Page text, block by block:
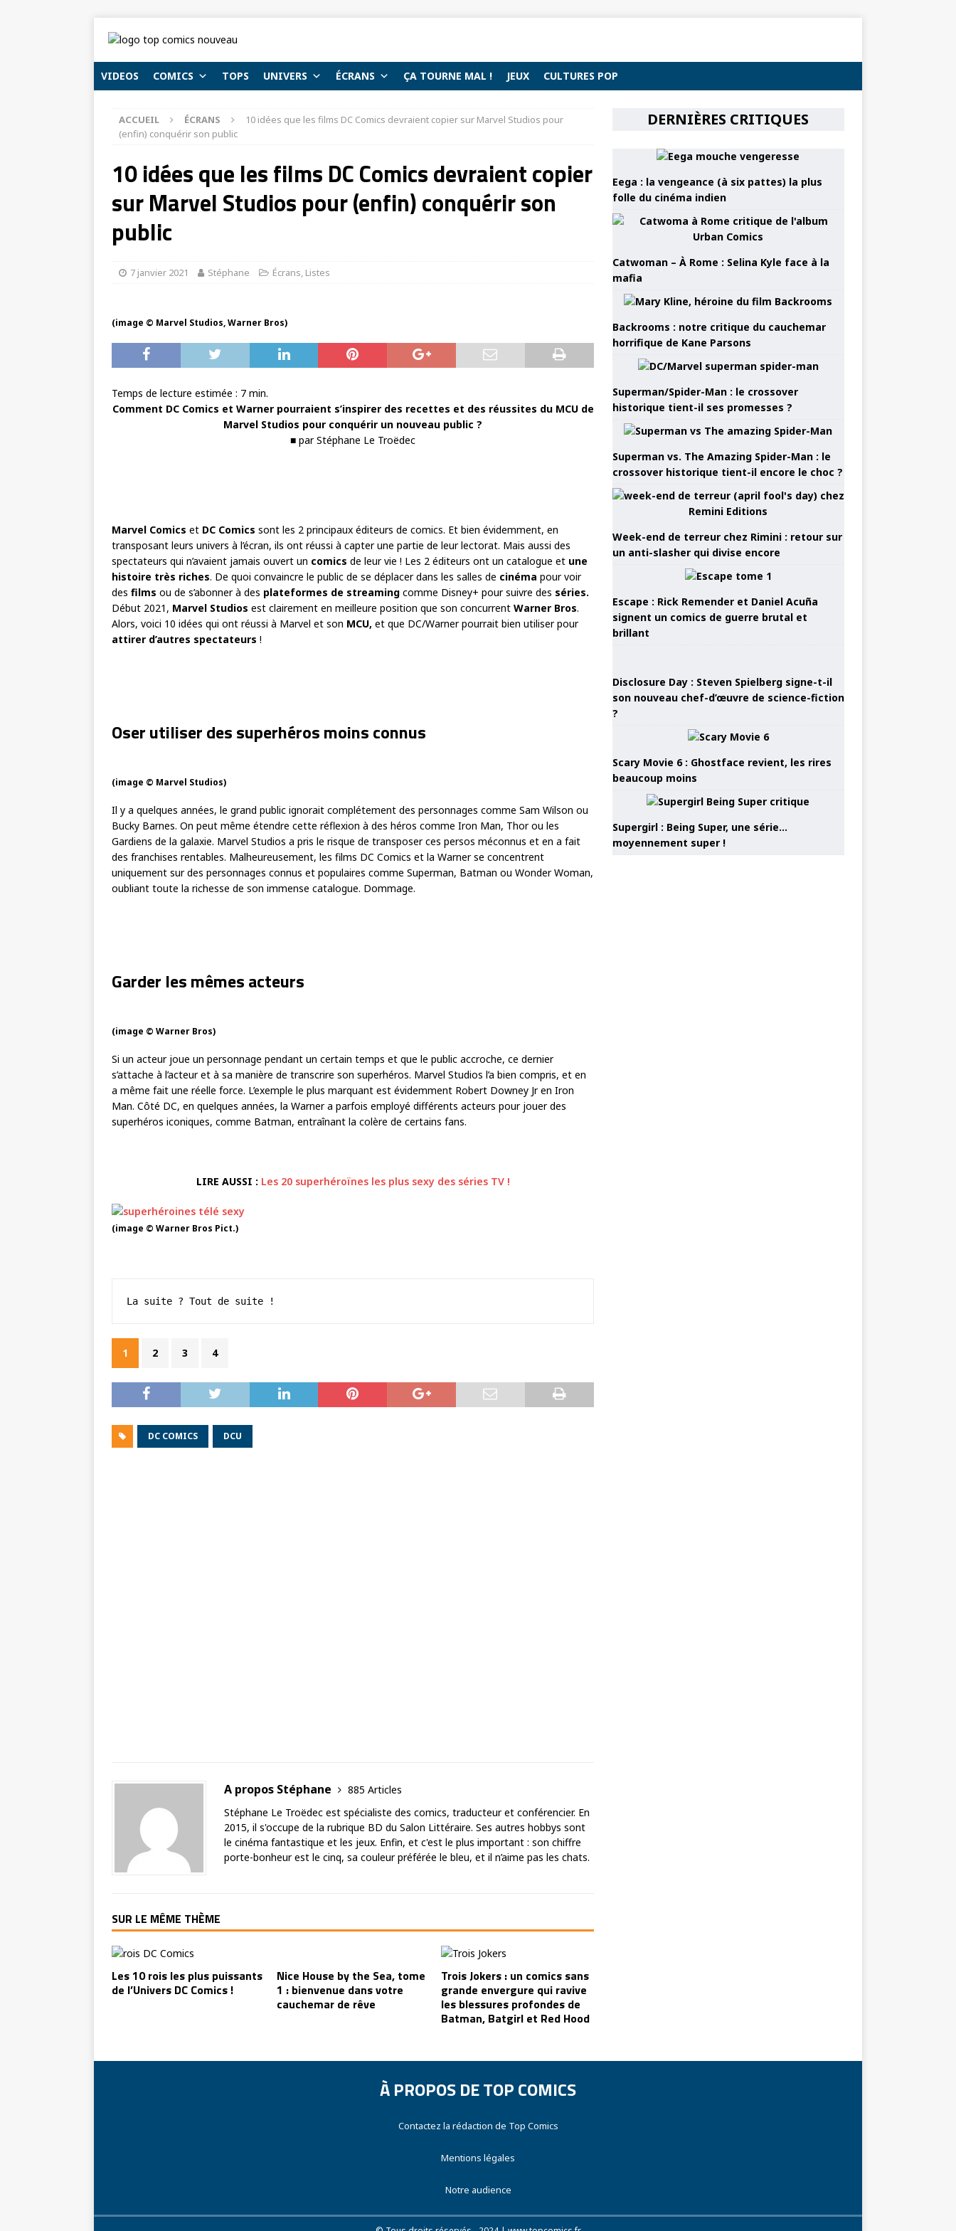
VIDEOS COMICS TOPS UNIVERS ÉCRANS ÇA TOURNE MAL ! JEUX CULTURES POP
ACCUEIL ÉCRANS
10 idées que les films DC Comics devraient copier sur Marvel Studios pour
(enfin) conquérir son public
10 idées que les films DC Comics devraient copier
sur Marvel Studios pour (enfin) conquérir son
public
7 janvier 2021 Stéphane Écrans, Listes
(image © Marvel Studios, Warner Bros)
Temps de lecture estimée : 7 min.
Comment DC Comics et Warner pourraient s’inspirer des recettes et des réussites du MCU de
Marvel Studios pour conquérir un nouveau public ?
■ par Stéphane Le Troëdec
Marvel Comics et DC Comics sont les 2 principaux éditeurs de comics. Et bien évidemment, en
transposant leurs univers à l’écran, ils ont réussi à capter une partie de leur lectorat. Mais aussi des
spectateurs qui n’avaient jamais ouvert un comics de leur vie ! Les 2 éditeurs ont un catalogue et une
histoire très riches. De quoi convaincre le public de se déplacer dans les salles de cinéma pour voir
des films ou de s’abonner à des plateformes de streaming comme Disney+ pour suivre des séries.
Début 2021, Marvel Studios est clairement en meilleure position que son concurrent Warner Bros.
Alors, voici 10 idées qui ont réussi à Marvel et son MCU, et que DC/Warner pourrait bien utiliser pour
attirer d’autres spectateurs !
Oser utiliser des superhéros moins connus
(image © Marvel Studios)
Il y a quelques années, le grand public ignorait complétement des personnages comme Sam Wilson ou
Bucky Barnes. On peut même étendre cette réflexion à des héros comme Iron Man, Thor ou les
Gardiens de la galaxie. Marvel Studios a pris le risque de transposer ces persos méconnus et en a fait
des franchises rentables. Malheureusement, les films DC Comics et la Warner se concentrent
uniquement sur des personnages connus et populaires comme Superman, Batman ou Wonder Woman,
oubliant toute la richesse de son immense catalogue. Dommage.
Garder les mêmes acteurs
(image © Warner Bros)
Si un acteur joue un personnage pendant un certain temps et que le public accroche, ce dernier
s’attache à l’acteur et à sa manière de transcrire son superhéros. Marvel Studios l’a bien compris, et en
a même fait une réelle force. L’exemple le plus marquant est évidemment Robert Downey Jr en Iron
Man. Côté DC, en quelques années, la Warner a parfois employé différents acteurs pour jouer des
superhéros iconiques, comme Batman, entraînant la colère de certains fans.
LIRE AUSSI : Les 20 superhéroïnes les plus sexy des séries TV !
(image © Warner Bros Pict.)
La suite ? Tout de suite !
1 2 3 4
DC COMICS DCU
A propos Stéphane
885 Articles
Stéphane Le Troëdec est spécialiste des comics, traducteur et conférencier. En
2015, il s'occupe de la rubrique BD du Salon Littéraire. Ses autres hobbys sont
le cinéma fantastique et les jeux. Enfin, et c'est le plus important : son chiffre
porte-bonheur est le cinq, sa couleur préférée le bleu, et il n’aime pas les chats.
SUR LE MÊME THÈME
Les 10 rois les plus puissants
de l’Univers DC Comics !
Nice House by the Sea, tome
1 : bienvenue dans votre
cauchemar de rêve
Trois Jokers : un comics sans
grande envergure qui ravive
les blessures profondes de
Batman, Batgirl et Red Hood
DERNIÈRES CRITIQUES
Eega : la vengeance (à six pattes) la plus
folle du cinéma indien
Catwoman – À Rome : Selina Kyle face à la
mafia
Backrooms : notre critique du cauchemar
horrifique de Kane Parsons
Superman/Spider-Man : le crossover
historique tient-il ses promesses ?
Superman vs. The Amazing Spider-Man : le
crossover historique tient-il encore le choc ?
Week-end de terreur chez Rimini : retour sur
un anti-slasher qui divise encore
Escape : Rick Remender et Daniel Acuña
signent un comics de guerre brutal et
brillant
Disclosure Day : Steven Spielberg signe-t-il
son nouveau chef-d’œuvre de science-fiction
?
Scary Movie 6 : Ghostface revient, les rires
beaucoup moins
Supergirl : Being Super, une série…
moyennement super !
À PROPOS DE TOP COMICS
Contactez la rédaction de Top Comics
Mentions légales
Notre audience